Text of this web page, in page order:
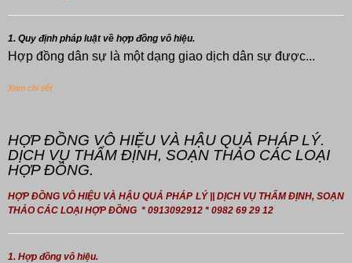
1. Quy định pháp luật về hợp đồng vô hiệu.
Hợp đồng dân sự là một dạng giao dịch dân sự được...
Xem chi tiết
HỢP ĐỒNG VÔ HIỆU VÀ HẬU QUẢ PHÁP LÝ.
DỊCH VỤ THẨM ĐỊNH, SOẠN THẢO CÁC LOẠI
HỢP ĐỒNG.
HỢP ĐỒNG VÔ HIỆU VÀ HẬU QUẢ PHÁP LÝ || DỊCH VỤ THẨM ĐỊNH, SOẠN
THẢO CÁC LOẠI HỢP ĐỒNG * 0913092912 * 0982 69 29 12
1. Hợp đồng vô hiệu.